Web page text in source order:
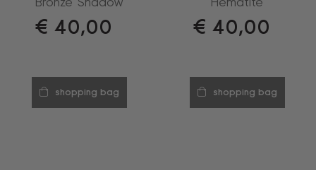
Bronze Shadow
€ 40,00
shopping bag
Hematite
€ 40,00
shopping bag